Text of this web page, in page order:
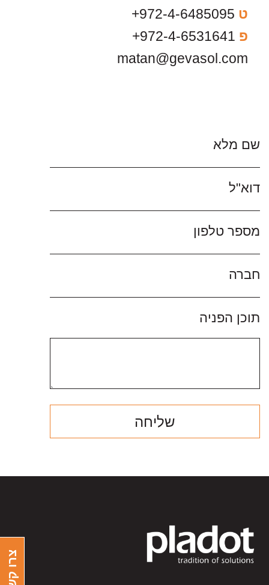
צרו קשר
ט 972-4-6485095+
פ 972-4-6531641+
matan@gevasol.com
שם מלא
דוא"ל
מספר טלפון
חברה
תוכן הפניה